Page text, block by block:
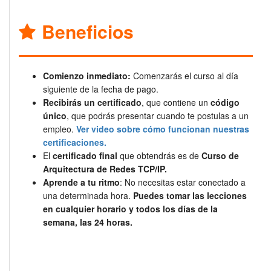
Beneficios
Comienzo inmediato: Comenzarás el curso al día
siguiente de la fecha de pago.
Recibirás un certificado, que contiene un código
único, que podrás presentar cuando te postulas a un
empleo. Ver video sobre cómo funcionan nuestras
certificaciones.
El certificado final que obtendrás es de Curso de
Arquitectura de Redes TCP/IP.
Aprende a tu ritmo: No necesitas estar conectado a
una determinada hora. Puedes tomar las lecciones
en cualquier horario y todos los días de la
semana, las 24 horas.